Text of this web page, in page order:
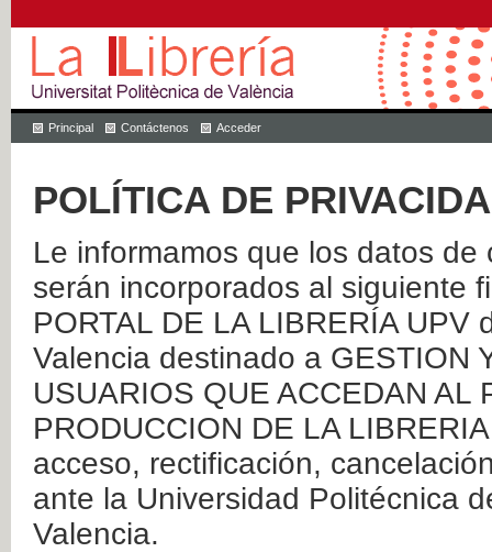
Principal Contáctenos Acceder
POLÍTICA DE
Le informamos que los datos
serán incorporados al siguiente
PORTAL DE LA LIBRERÍA
Valencia destinado a GESTION
USUARIOS QUE ACCEDAN AL
PRODUCCION DE LA
acceso, rectificación,
ante la Universidad Politécnica
Valencia.